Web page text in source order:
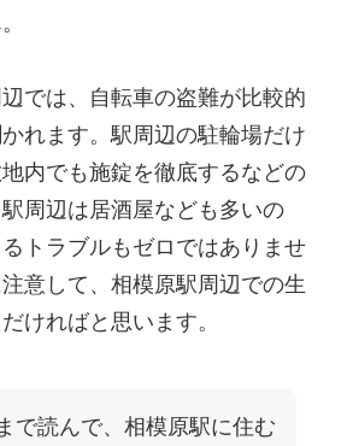
では、自転車の盗難が比較的
れます。駅周辺の駐輪場だけ
内でも施錠を徹底するなどの
周辺は居酒屋なども多いの
トラブルもゼロではありませ
意して、相模原駅周辺での生
ければと思います。
で読んで、相模原駅に住む